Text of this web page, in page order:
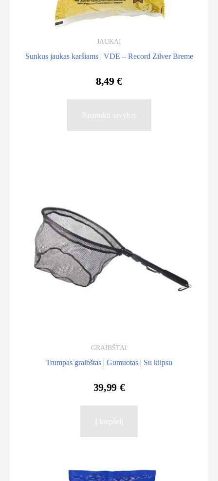
JAUKAI
Sunkus jaukas karšiams | VDE – Record Zilver Breme
8,49€
Pasirinkti savybes
This
has
product
GRAIBŠTAI
Trumpas graibštas | Gumuotas | Su klipsu
39,99 €
Į krepšelį